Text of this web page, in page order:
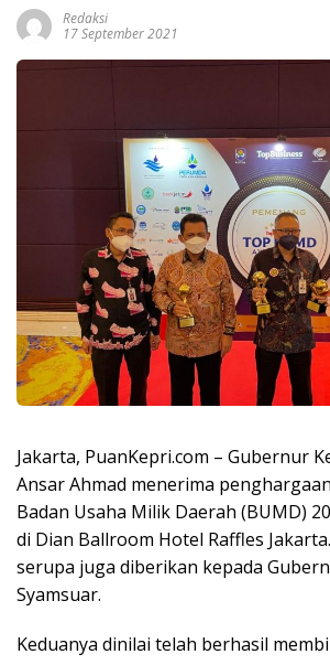
Redaksi
17 September 2021
Jakarta, PuanKepri.com – Gubernur
Ansar Ahmad menerima
Badan Usaha Milik Daerah (BUMD)
di Dian Ballroom Hotel Raffles
serupa juga diberikan kepada
Syamsuar.
Keduanya dinilai telah berhasil